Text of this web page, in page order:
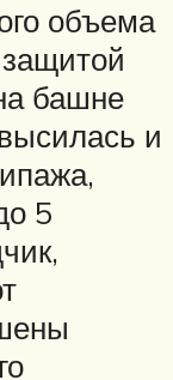
объема
башне
и
5